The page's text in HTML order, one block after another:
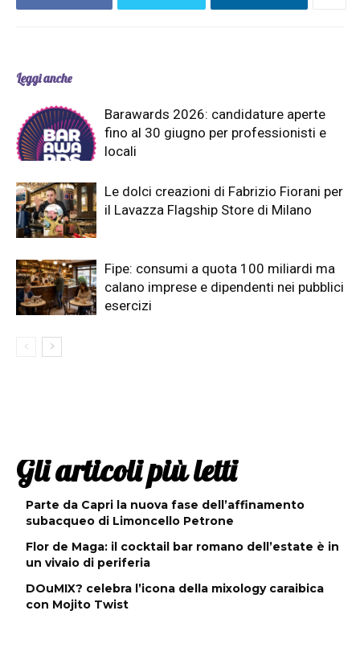
Leggi anche
Barawards 2026: candidature aperte
fino al 30 giugno per professionisti e
locali
Le dolci creazioni di Fabrizio Fiorani per
il Lavazza Flagship Store di Milano
Fipe: consumi a quota 100 miliardi ma
calano imprese e dipendenti nei pubblici
esercizi
Gli articoli più letti
Parte da Capri la nuova fase dell’affinamento
subacqueo di Limoncello Petrone
Flor de Maga: il cocktail bar romano dell’estate è in
un vivaio di periferia
DOuMIX? celebra l’icona della mixology caraibica
con Mojito Twist